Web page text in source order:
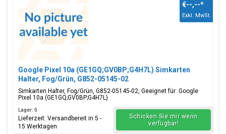
Google Pixel 10a (GE1GQ;GV0BP;G4H7L) Simkarten
Halter, Fog/Grün, G852-05145-02
Simkarten Halter, Fog/Grün, G852-05145-02, Geeignet für: Google
Pixel 10a (GE1GQ;GV0BP;G4H7L)
€--,--*
Exkl. MwSt.
Lager: 0
Lieferzeit: Versandbereit in 5 -
15 Werktagen
Schicken Sie mir wenn
verfügbar!